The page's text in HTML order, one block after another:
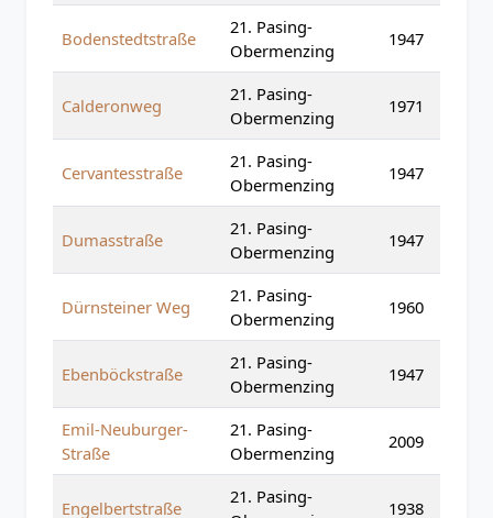
Bodenstedtstraße
21. Pasing-
Obermenzing
1947
Calderonweg
21. Pasing-
Obermenzing
1971
Cervantesstraße
21. Pasing-
Obermenzing
1947
Dumasstraße
21. Pasing-
Obermenzing
1947
Dürnsteiner Weg
21. Pasing-
Obermenzing
1960
Ebenböckstraße
21. Pasing-
Obermenzing
1947
Emil-Neuburger-
Straße
21. Pasing-
Obermenzing
2009
Engelbertstraße
21. Pasing-
1938